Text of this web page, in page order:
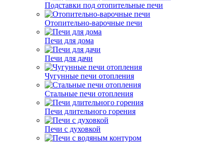
Подставки под отопительные печи
Отопительно-варочные печи
Печи для дома
Печи для дачи
Чугунные печи отопления
Стальные печи отопления
Печи длительного горения
Печи с духовкой